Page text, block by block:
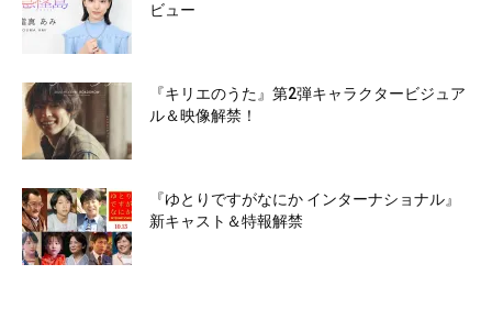
ビュー
『キリエのうた』第2弾キャラクタービジュア
ル＆映像解禁！
『ゆとりですがなにか インターナショナル』
新キャスト＆特報解禁